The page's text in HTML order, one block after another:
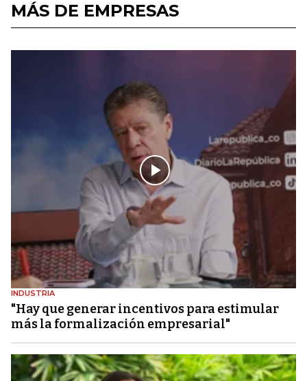
MÁS DE EMPRESAS
INDUSTRIA
"Hay que generar incentivos para estimular
más la formalización empresarial"